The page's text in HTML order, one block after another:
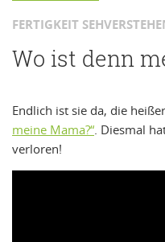
FERTIGKEIT
Wo ist denn
Endlich ist sie da, die
meine Mama?“ . Diesmal
verloren!